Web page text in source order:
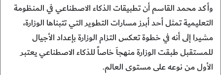
وأكد محمد القاسم أن تطبيقات الذكاء الاصطناعي في المنظومة
التعليمية تمثل أحد أبرز مسارات التطوير التي تتبناها الوزارة،
مشيرا إلى أنه في خطوة تعكس التزام الوزارة بإعداد الأجيال
للمستقبل طبقت الوزارة منهجاَ خاصاً للذكاء الاصطناعي يعتبر
الأول من نوعه على مستوى العالم.